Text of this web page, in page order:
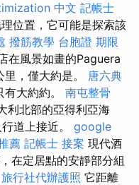
中文 記帳士
位置，它可能是探索該
撥筋教學 台胞證 期限
在風景如畫的Paguera
，僅大約是。 唐六典
大約約。 南屯整骨
利北部的亞得利亞海
道上接近。 google
薦 記帳士 接案 現代酒
在定居點的安靜部分組
旅行社代辦護照 它距離